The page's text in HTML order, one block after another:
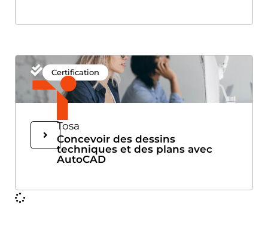
Certification
Tosa
Concevoir des dessins
techniques et des plans avec
AutoCAD